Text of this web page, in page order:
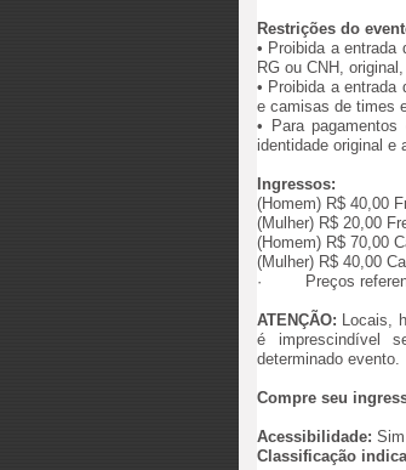
Restrições do
• Proibida a entrada
RG ou CNH,
• Proibida a
e camisas de times
• Para
identidade original e
Ingressos:
(Homem) R$ 40,00
(Mulher) R$ 20,00
(Homem) R$ 70,00
(Mulher) R$ 40,00
·
Preços
ATENÇÃO: Locais,
é imprescindível
determinado evento.
Compre seu
Acessibilidade: Sim
Classificação